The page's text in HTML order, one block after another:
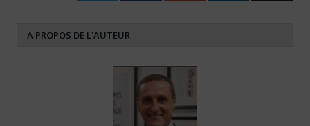
A PROPOS DE L'AUTEUR